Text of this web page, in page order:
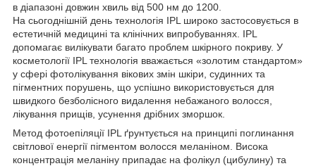
в діапазоні довжин хвиль від 500 нм до 1200.
На сьогоднішній день технологія IPL широко застосовується в
естетичній медицині та клінічних випробуваннях. IPL
допомагає вилікувати багато проблем шкірного покриву. У
косметології IPL технологія вважається «золотим стандартом»
у сфері фотолікування вікових змін шкіри, судинних та
пігментних порушень, що успішно використовується для
швидкого безболісного видалення небажаного волосся,
лікування прищів, усунення дрібних зморшок.
Метод фотоепіляції IPL ґрунтується на принципі поглинання
світлової енергії пігментом волосся меланіном. Висока
концентрація меланіну припадає на фолікул (цибулину) та